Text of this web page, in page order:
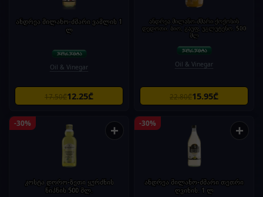
ანდრეა მილანო-ძმარი ვაშლის 1
ლ
Oil & Vinegar
17.50₾12.25₾
ანდრეა მილანო-ძმარი ქოქოსის
დედოთი. ბიო, გაუფ, უგლუტენო. 500
მლ
Oil & Vinegar
22.80₾15.95₾
-30% +
კოსტა დორო-ზეთი ყურძნის
წიპწის 500 მლ.
-30% +
ანდრეა მილანო-ძმარი თეთრი
ღვინის. 1 ლ